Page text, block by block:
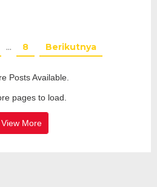
… 8 Berikutnya
Posts Available.
pages to load.
View More